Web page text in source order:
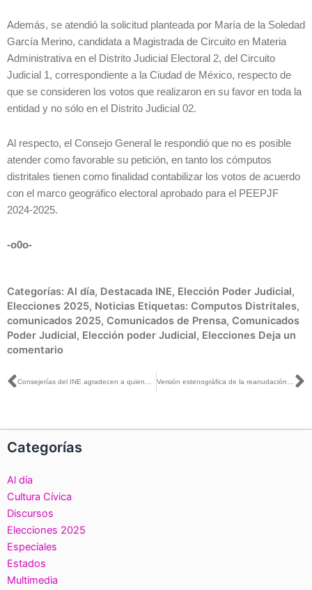
Además, se atendió la solicitud planteada por María de la Soledad
García Merino, candidata a Magistrada de Circuito en Materia
Administrativa en el Distrito Judicial Electoral 2, del Circuito
Judicial 1, correspondiente a la Ciudad de México, respecto de
que se consideren los votos que realizaron en su favor en toda la
entidad y no sólo en el Distrito Judicial 02.
Al respecto, el Consejo General le respondió que no es posible
atender como favorable su petición, en tanto los cómputos
distritales tienen como finalidad contabilizar los votos de acuerdo
con el marco geográfico electoral aprobado para el PEEPJF
2024-2025.
-o0o-
Categorías: Al día, Destacada INE, Elección Poder Judicial,
Elecciones 2025, Noticias Etiquetas: Computos Distritales,
comunicados 2025, Comunicados de Prensa, Comunicados
Poder Judicial, Elección poder Judicial, Elecciones Deja un
comentario
Ant
Categorías
Al día
Cultura Cívica
Discursos
Elecciones 2025
Especiales
Estados
Multimedia